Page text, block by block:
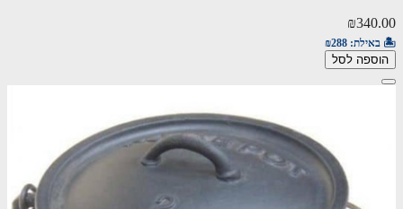
₪340.00
🏝️ באילת: ₪288
הוספה לסל